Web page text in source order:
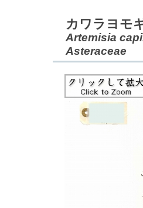
カワラヨモ
Artemisia
Asteraceae